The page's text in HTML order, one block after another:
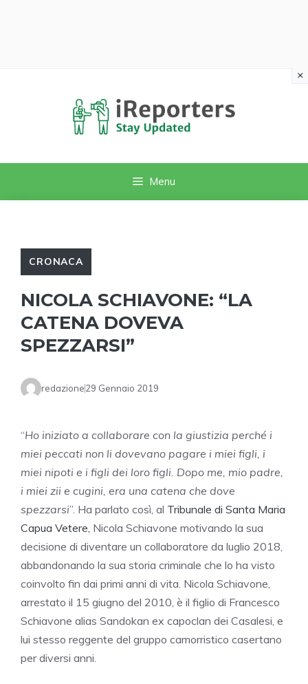
Menu
CRONACA
NICOLA SCHIAVONE: “LA
CATENA DOVEVA
SPEZZARSI”
redazione29 Gennaio 2019
“Ho iniziato a collaborare con la giustizia perché i
miei peccati non li dovevano pagare i miei figli, i
miei nipoti e i figli dei loro figli. Dopo me, mio padre,
i miei zii e cugini, era una catena che dove
spezzarsi”. Ha parlato così, al Tribunale di Santa Maria
Capua Vetere, Nicola Schiavone motivando la sua
decisione di diventare un collaboratore da luglio 2018,
abbandonando la sua storia criminale che lo ha visto
coinvolto fin dai primi anni di vita. Nicola Schiavone,
arrestato il 15 giugno del 2010, è il figlio di Francesco
Schiavone alias Sandokan ex capoclan dei Casalesi, e
lui stesso reggente del gruppo camorristico casertano
per diversi anni.
×